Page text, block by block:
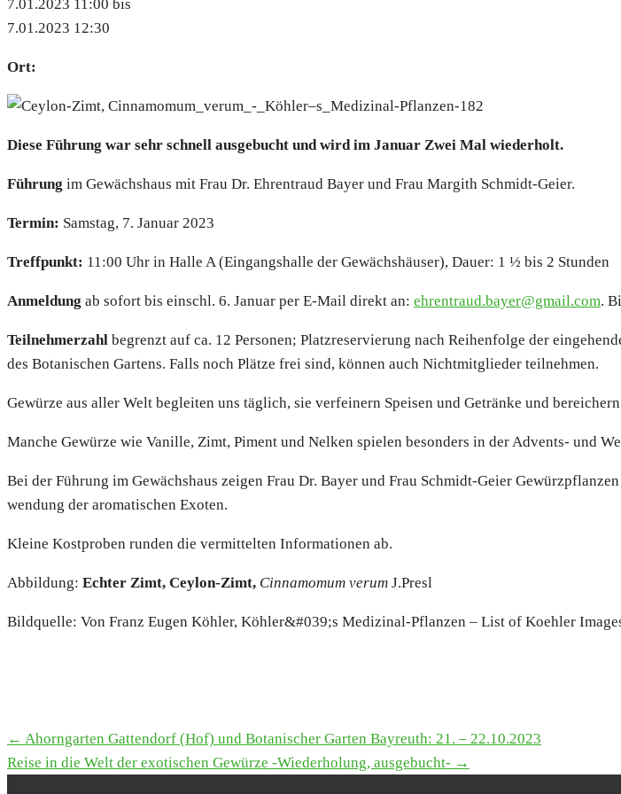
7.01.2023 11:00 bis
7.01.2023 12:30
Ort:
Die­se Füh­rung war sehr schnell aus­ge­bucht und wird im Janu­ar Zwei Mal wie­der­holt.
Füh­rung im Gewächs­haus mit Frau Dr. Ehren­traud Bay­er und Frau Mar­gith Schmidt-Gei­er.
Ter­min: Sams­tag, 7. Janu­ar 2023
Treff­punkt: 11:00 Uhr in Hal­le A (Ein­gangs­hal­le der Gewächs­häu­ser), Dau­er: 1 ½ bis 2 Stun­den
Anmel­dung ab sofort bis einschl. 6. Janu­ar per E‑Mail direkt an: ehrentraud.​bayer@​gmail.​com.
Teil­neh­mer­zahl begrenzt auf ca. 12 Per­so­nen; Platz­re­ser­vie­rung nach Rei­hen­fol­ge der
des Bota­ni­schen Gar­tens. Falls noch Plät­ze frei sind, kön­nen auch Nicht­mit­glie­der teil­neh­men.
Gewür­ze aus aller Welt beglei­ten uns täg­lich, sie ver­fei­nern Spei­sen und Geträn­ke und
Man­che Gewür­ze wie Vanil­le, Zimt, Piment und Nel­ken spie­len beson­ders in der Advents- und
Bei der Füh­rung im Gewächs­haus zei­gen Frau Dr. Bay­er und Frau Schmidt-Gei­er
wen­dung der aro­ma­ti­schen Exo­ten.
Klei­ne Kost­pro­ben run­den die ver­mit­tel­ten Infor­ma­tio­nen ab.
Abbil­dung: Ech­ter Zimt, Cey­lon-Zimt, Cin­na­mo­m­um ver­um J.Presl
Bild­quel­le: Von Franz Eugen Köh­ler, Köhler&#039;s Medi­zi­nal-Pflan­zen – List of Koeh­ler
TERMINE
NAVIGATION
← Ahorn­gar­ten Gat­ten­dorf (Hof) und Bota­ni­scher Gar­ten Bay­reuth: 21. – 22.10.2023
Rei­se in die Welt der exo­ti­schen Gewür­ze ‑Wie­der­ho­lung, aus­ge­bucht- →